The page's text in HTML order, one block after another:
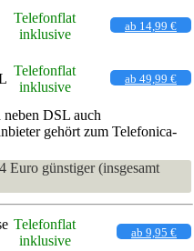
Telefonflat
inklusive
ab 14,99 €
Telefonflat
inklusive
ab 49,99 €
DSL auch
gehört zum Telefonica-
Euro günstiger (insgesamt
Telefonflat
inklusive
ab 9,95 €